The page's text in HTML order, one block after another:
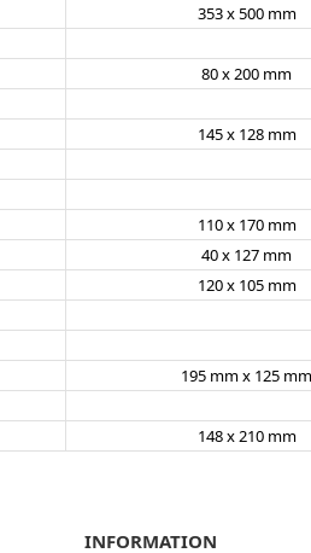
353 x 500 mm
80 x 200 mm
145 x 128 mm
110 x 170 mm
40 x 127 mm
120 x 105 mm
195 mm x 125 mm
148 x 210 mm
INFORMATION